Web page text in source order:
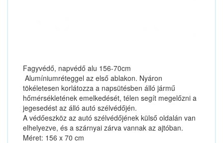
Fagyvédő, napvédő alu 156-70cm
Alumíniumréteggel az első ablakon. Nyáron
tökéletesen korlátozza a napsütésben álló jármű
hőmérsékletének emelkedését, télen segít megelőzni a
jegesedést az álló autó szélvédőjén.
A védőeszköz az autó szélvédőjének külső oldalán van
elhelyezve, és a szárnyai zárva vannak az ajtóban.
Méret: 156 x 70 cm